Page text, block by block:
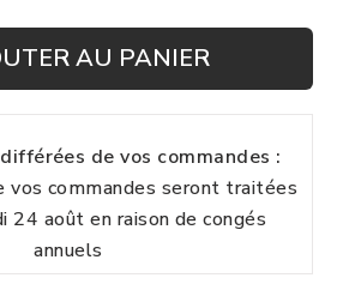
AU PANIER
de vos commandes :
vos commandes seront traitées
24 août en raison de congés
annuels